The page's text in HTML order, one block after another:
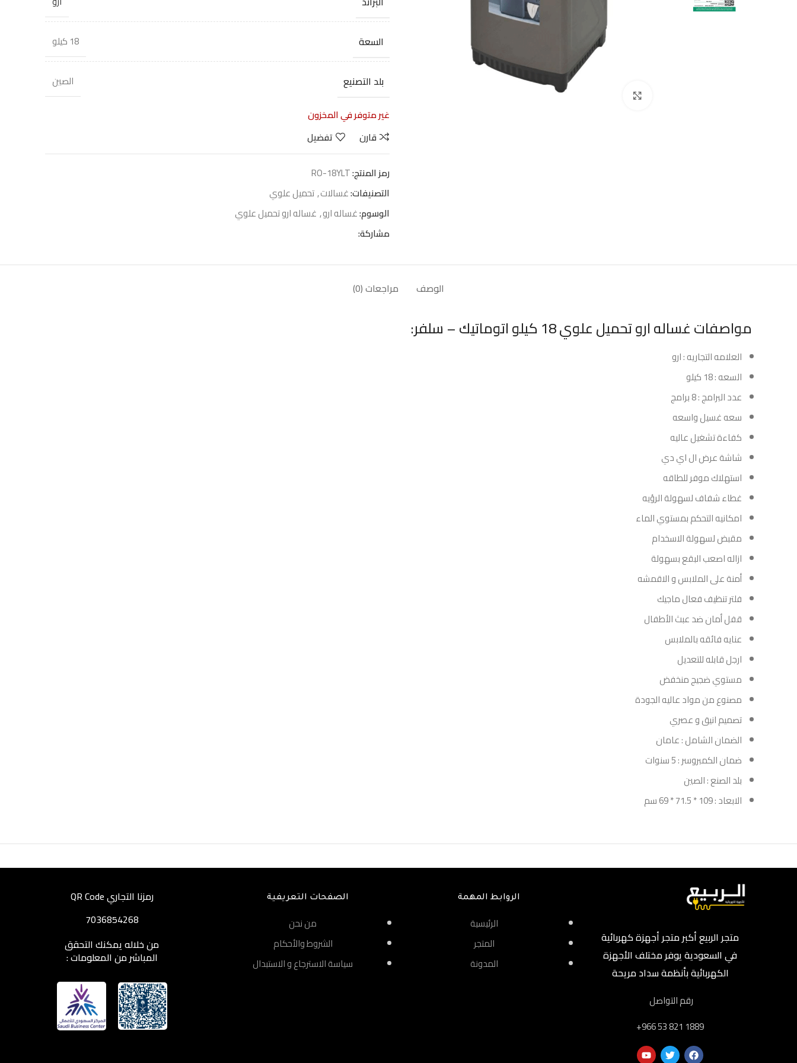
السعة 18 كيلو
بلد التصنيع
الصين
غير متوفر في المخزون
قارن
تفضيل
رمز المنتج:RO-18YLT
التصنيفات:غسالات,تحميل علوي
الوسوم:غساله ارو, غساله ارو تحميل علوي
مشاركة:
الوصف مراجعات (0)
مواصفات غساله ارو تحميل علوي 18 كيلو اتوماتيك – سلفر:
العلامه التجاريه : ارو
السعه : 18 كيلو
عدد البرامج : 8 برامج
سعه غسيل واسعه
كفاءة تشغيل عاليه
شاشة عرض ال اي دي
استهلاك موفر للطاقه
غطاء شفاف لسهولة الرؤيه
امكانيه التحكم بمستوي الماء
مقبض لسهولة الاسخدام
ازاله اصعب البقع بسهولة
أمنة على الملابس و الاقمشه
فلتر تنظيف فعال ماجيك
قفل أمان ضد عبث الأطفال
عنايه فائقه بالملابس
ارجل قابله للتعديل
مستوي ضجيج منخفض
مصنوع من مواد عاليه الجودة
تصميم انيق و عصري
الضمان الشامل : عامان
ضمان الكمبروسر : 5 سنوات
بلد الصنع : الصين
الابعاد : 109 * 71.5 * 69 سم
متجر الربيع أكبر متجر أجهزة كهربائية
في السعودية يوفر مختلف الأجهزة
الكهربائية بأنظمة سداد مريحة
رقم التواصل
‎+966 53 821 1889
الروابط المهمة
الرئيسية
المتجر
المدونة
الصفحات التعريفية
من نحن
الشروط والأحكام
سياسة الاسترجاع و الاستبدال
رمزنا التجاري QR Code
7036854268
من خلاله يمكنك التحقق
المباشر من المعلومات :